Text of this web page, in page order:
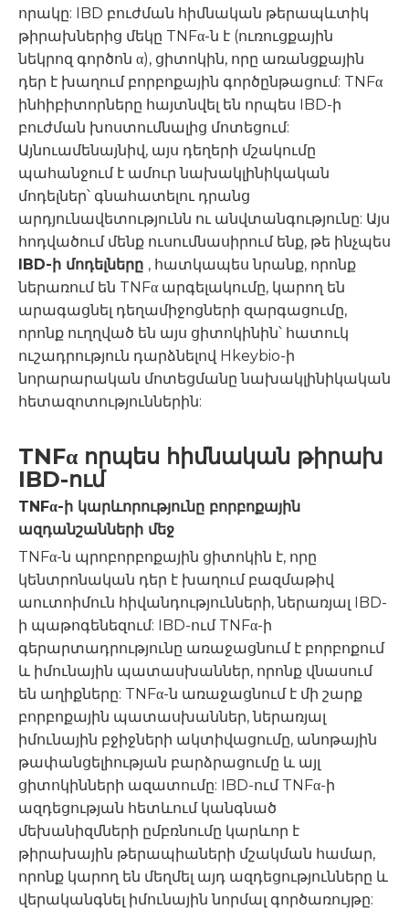
որակը: IBD բուժման հիմնական թերապևտիկ
թիրախներից մեկը TNFα-ն է (ուռուցքային
նեկրոզ գործոն α), ցիտոկին, որը առանցքային
դեր է խաղում բորբոքային գործընթացում: TNFα
ինհիբիտորները հայտնվել են որպես IBD-ի
բուժման խոստումնալից մոտեցում:
Այնուամենայնիվ, այս դեղերի մշակումը
պահանջում է ամուր նախակլինիկական
մոդելներ՝ գնահատելու դրանց
արդյունավետությունն ու անվտանգությունը: Այս
հոդվածում մենք ուսումնասիրում ենք, թե ինչպես
IBD-ի մոդելները , հատկապես նրանք, որոնք
ներառում են TNFα արգելակումը, կարող են
արագացնել դեղամիջոցների զարգացումը,
որոնք ուղղված են այս ցիտոկինին՝ հատուկ
ուշադրություն դարձնելով Hkeybio-ի
նորարարական մոտեցմանը նախակլինիկական
հետազոտություններին:
TNFα որպես հիմնական թիրախ
IBD-ում
TNFα-ի կարևորությունը բորբոքային
ազդանշանների մեջ
TNFα-ն պրոբորբոքային ցիտոկին է, որը
կենտրոնական դեր է խաղում բազմաթիվ
աուտոիմուն հիվանդությունների, ներառյալ IBD-
ի պաթոգենեզում: IBD-ում TNFα-ի
գերարտադրությունը առաջացնում է բորբոքում
և իմունային պատասխաններ, որոնք վնասում
են աղիքները: TNFα-ն առաջացնում է մի շարք
բորբոքային պատասխաններ, ներառյալ
իմունային բջիջների ակտիվացումը, անոթային
թափանցելիության բարձրացումը և այլ
ցիտոկինների ազատումը: IBD-ում TNFα-ի
ազդեցության հետևում կանգնած
մեխանիզմների ըմբռնումը կարևոր է
թիրախային թերապիաների մշակման համար,
որոնք կարող են մեղմել այդ ազդեցությունները և
վերականգնել իմունային նորմալ գործառույթը: